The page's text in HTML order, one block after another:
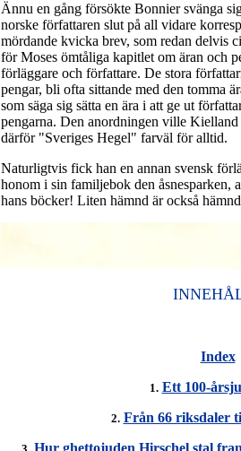
Ännu en gång försökte Bonnier svänga
norske författaren slut på all vidare
mördande kvicka brev, som redan delvis
för Moses ömtåliga kapitlet om äran och
förläggare och författare. De stora
pengar, bli ofta sittande med den tomma
som säga sig sätta en ära i att ge ut
pengarna. Den anordningen ville
därför "Sveriges Hegel" farväl för alltid.
Naturligtvis fick han en annan svensk
honom i sin familjebok den åsnesparken,
hans böcker! Liten hämnd är också
Index
1. Ett 100-
2. Från 66 riksdaler
Hur ghettojuden Hirschel stal